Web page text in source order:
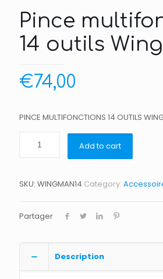
Pince
14 outils
€74,00
PINCE MULTIFONCTIONS 14 OUTILS
Add to cart
SKU: WINGMAN14 Category:
Partager
Description